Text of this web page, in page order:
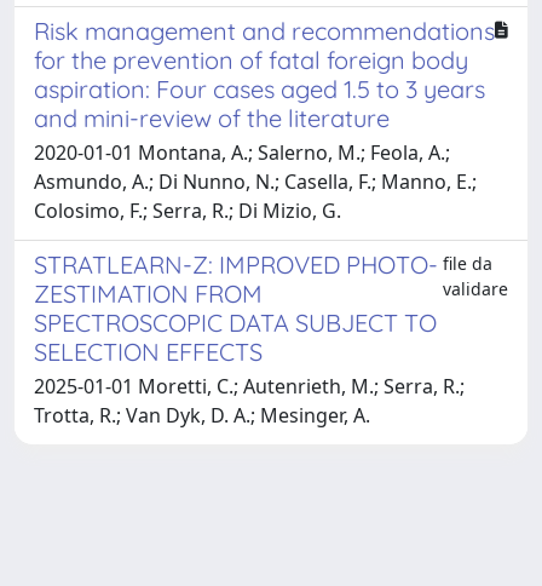
Risk management and recommendations
for the prevention of fatal foreign body
aspiration: Four cases aged 1.5 to 3 years
and mini-review of the literature
2020-01-01 Montana, A.; Salerno, M.; Feola, A.;
Asmundo, A.; Di Nunno, N.; Casella, F.; Manno, E.;
Colosimo, F.; Serra, R.; Di Mizio, G.
STRATLEARN-Z: IMPROVED PHOTO-
ZESTIMATION FROM
SPECTROSCOPIC DATA SUBJECT TO
SELECTION EFFECTS
file da
validare
2025-01-01 Moretti, C.; Autenrieth, M.; Serra, R.;
Trotta, R.; Van Dyk, D. A.; Mesinger, A.